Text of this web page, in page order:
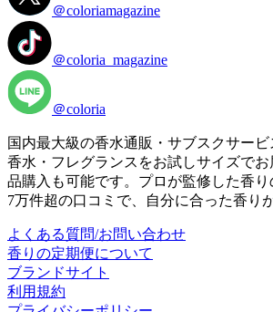
＠coloriamagazine
＠coloria_magazine
＠coloria
国内最大級の香水通販・サブスクサービ
香水・フレグランスをお試しサイズで
品購入も可能です。プロが監修した香り
7万件超の口コミで、自分に合った香り
よくある質問/お問い合わせ
香りの定期便について
ブランドサイト
利用規約